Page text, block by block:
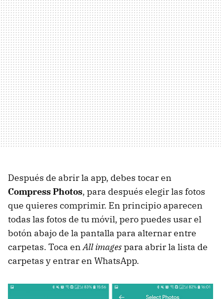
Después de abrir la app, debes tocar en
Compress Photos, para después elegir las fotos
que quieres comprimir. En principio aparecen
todas las fotos de tu móvil, pero puedes usar el
botón abajo de la pantalla para alternar entre
carpetas. Toca en All imagespara abrir la lista de
carpetas y entrar en WhatsApp.